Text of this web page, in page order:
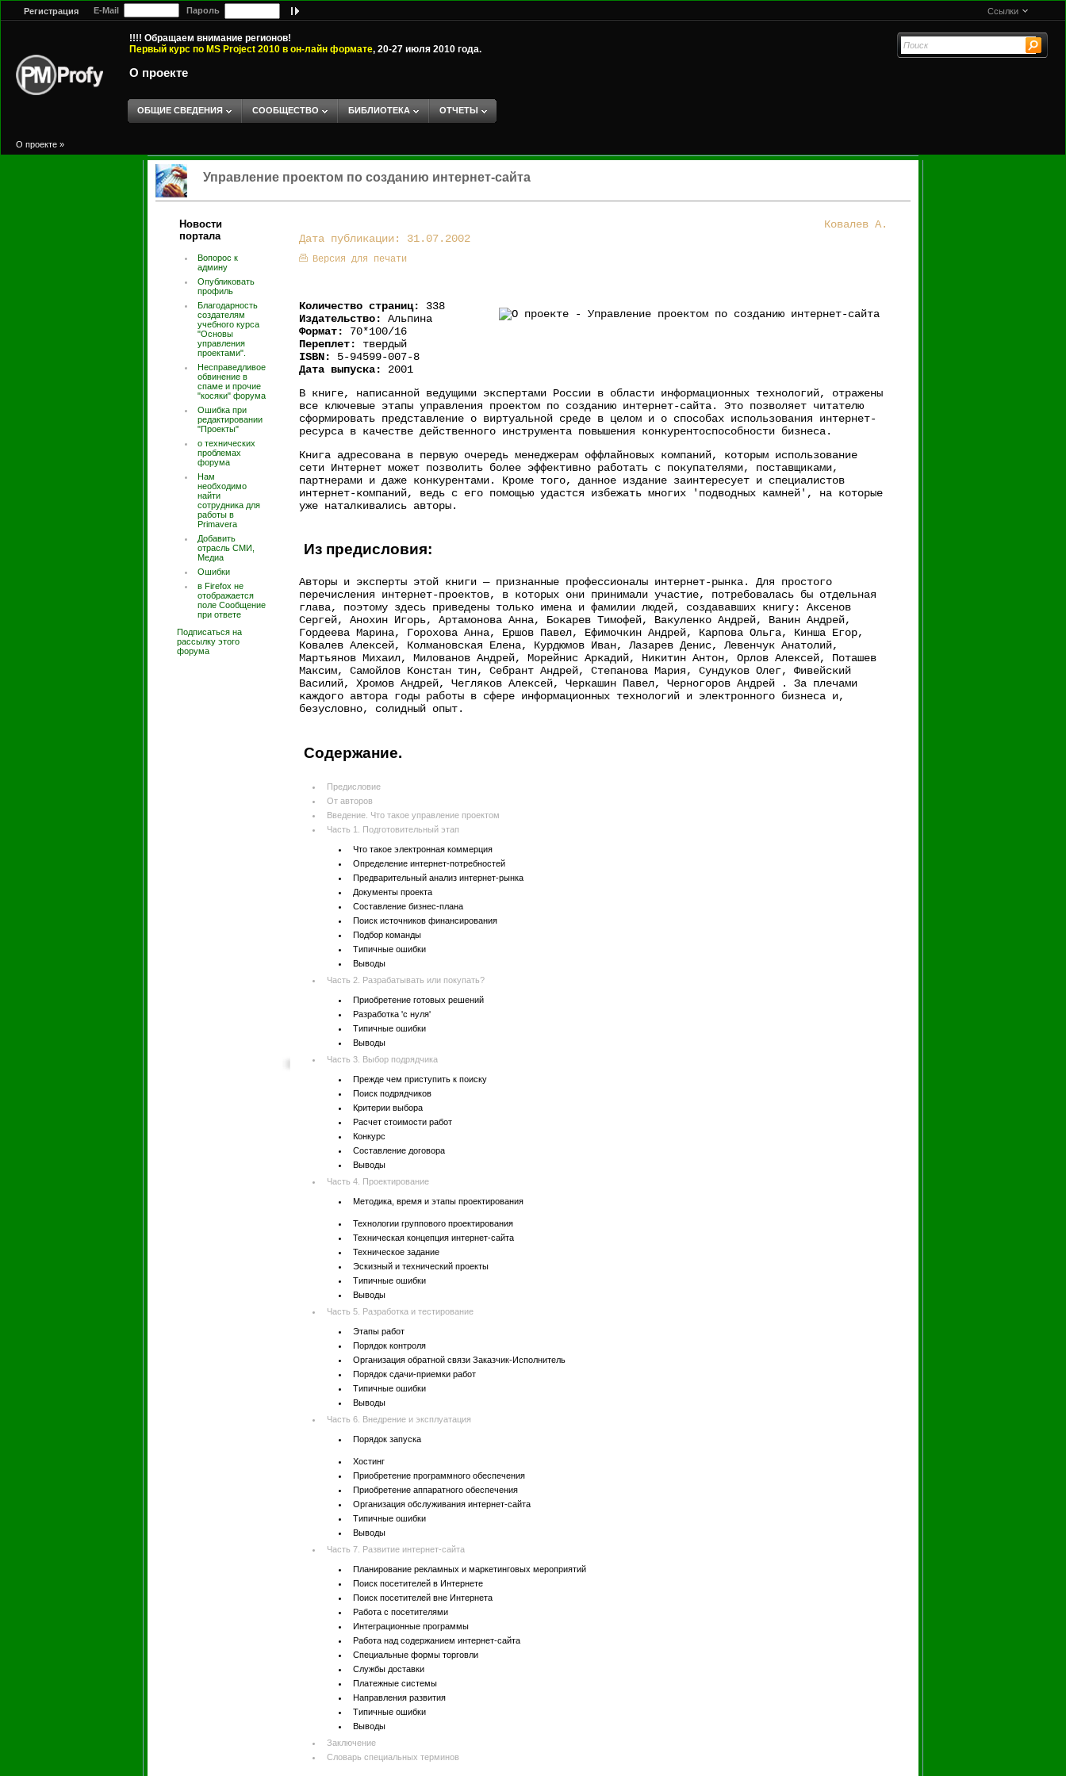
Регистрация E-Mail Пароль Ссылки
!!!! Обращаем внимание регионов!
Первый курс по MS Project 2010 в он-лайн формате, 20-27 июля 2010 года.
О проекте
ОБЩИЕ СВЕДЕНИЯ СООБЩЕСТВО БИБЛИОТЕКА ОТЧЕТЫ
О проекте »
Управление проектом по созданию интернет-сайта
Новости
портала
Вопорос к
админу
Опубликовать
профиль
Благодарность
создателям
учебного курса
"Основы
управления
проектами".
Несправедливое
обвинение в
спаме и прочие
"косяки" форума
Ошибка при
редактировании
"Проекты"
о технических
проблемах
форума
Нам
необходимо
найти
сотрудника для
работы в
Primavera
Добавить
отрасль СМИ,
Медиа
Ошибки
в Firefox не
отображается
поле Сообщение
при ответе
Подписаться на
рассылку этого
форума
Ковалев А.
Дата публикации: 31.07.2002
Версия для печати
Количество страниц:
338
Издательство:
Альпина
Формат:
70*100/16
Переплет:
твердый
ISBN:
5-94599-007-8
Дата выпуска:
2001
В книге, написанной ведущими экспертами России в области информационных технологий, отражены
все ключевые этапы управления проектом по созданию интернет-сайта. Это позволяет читателю
сформировать представление о виртуальной среде в целом и о способах использования интернет-
ресурса в качестве действенного инструмента повышения конкурентоспособности бизнеса.
Книга адресована в первую очередь менеджерам оффлайновых компаний, которым использование
сети Интернет может позволить более эффективно работать с покупателями, поставщиками,
партнерами и даже конкурентами. Кроме того, данное издание заинтересует и специалистов
интернет-компаний, ведь с его помощью удастся избежать многих 'подводных камней', на которые
уже наталкивались авторы.
Из предисловия:
Авторы и эксперты этой книги — признанные профессионалы интернет-рынка. Для простого
перечисления интернет-проектов, в которых они принимали участие, потребовалась бы отдельная
глава, поэтому здесь приведены только имена и фамилии людей, создававших книгу: Аксенов
Сергей, Анохин Игорь, Артамонова Анна, Бокарев Тимофей, Вакуленко Андрей, Ванин Андрей,
Гордеева Марина, Горохова Анна, Ершов Павел, Ефимочкин Андрей, Карпова Ольга, Кинша Егор,
Ковалев Алексей, Колмановская Елена, Курдюмов Иван, Лазарев Денис, Левенчук Анатолий,
Мартьянов Михаил, Милованов Андрей, Морейнис Аркадий, Никитин Антон, Орлов Алексей, Поташев
Максим, Самойлов Констан тин, Себрант Андрей, Степанова Мария, Сундуков Олег, Фивейский
Василий, Хромов Андрей, Чегляков Алексей, Черкашин Павел, Черногоров Андрей . За плечами
каждого автора годы работы в сфере информационных технологий и электронного бизнеса и,
безусловно, солидный опыт.
Содержание.
Предисловие
От авторов
Введение. Что такое управление проектом
Часть 1. Подготовительный этап
Что такое электронная коммерция
Определение интернет-потребностей
Предварительный анализ интернет-рынка
Документы проекта
Составление бизнес-плана
Поиск источников финансирования
Подбор команды
Типичные ошибки
Выводы
Часть 2. Разрабатывать или покупать?
Приобретение готовых решений
Разработка 'с нуля'
Типичные ошибки
Выводы
Часть 3. Выбор подрядчика
Прежде чем приступить к поиску
Поиск подрядчиков
Критерии выбора
Расчет стоимости работ
Конкурс
Составление договора
Выводы
Часть 4. Проектирование
Методика, время и этапы проектирования
Технологии группового проектирования
Техническая концепция интернет-сайта
Техническое задание
Эскизный и технический проекты
Типичные ошибки
Выводы
Часть 5. Разработка и тестирование
Этапы работ
Порядок контроля
Организация обратной связи Заказчик-Исполнитель
Порядок сдачи-приемки работ
Типичные ошибки
Выводы
Часть 6. Внедрение и эксплуатация
Порядок запуска
Хостинг
Приобретение программного обеспечения
Приобретение аппаратного обеспечения
Организация обслуживания интернет-сайта
Типичные ошибки
Выводы
Часть 7. Развитие интернет-сайта
Планирование рекламных и маркетинговых мероприятий
Поиск посетителей в Интернете
Поиск посетителей вне Интернета
Работа с посетителями
Интеграционные программы
Работа над содержанием интернет-сайта
Специальные формы торговли
Службы доставки
Платежные системы
Направления развития
Типичные ошибки
Выводы
Заключение
Словарь специальных терминов